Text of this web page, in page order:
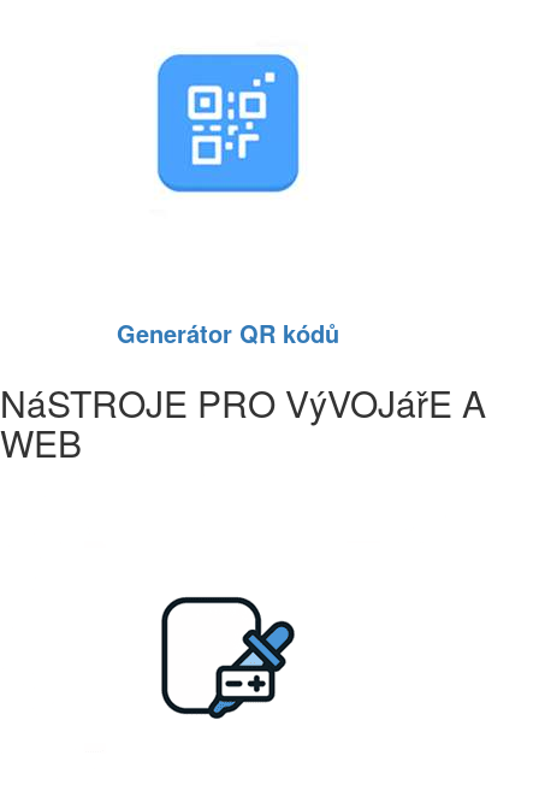
Generátor QR kódů
NáSTROJE PRO VýVOJářE A
WEB